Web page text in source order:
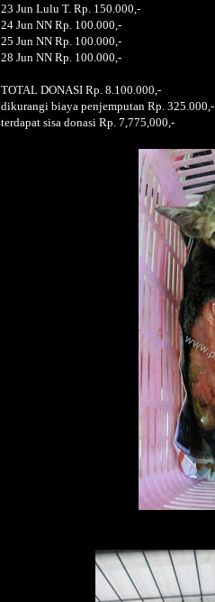
23 Jun Lulu T. Rp. 150.000,-
24 Jun NN Rp. 100.000,-
25 Jun NN Rp. 100.000,-
28 Jun NN Rp. 100.000,-
TOTAL DONASI Rp. 8.100.000,-
dikurangi biaya penjemputan Rp. 325.000,-
terdapat sisa donasi Rp. 7,775,000,-